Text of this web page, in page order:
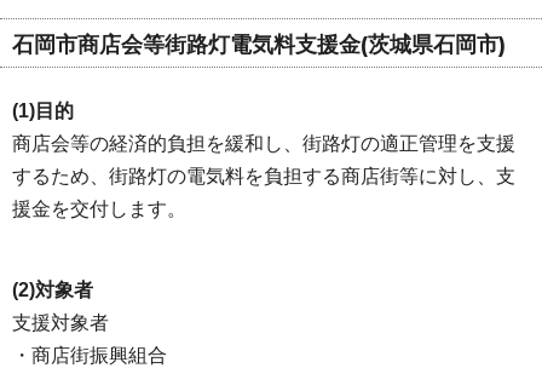
石岡市商店会等街路灯電気料支援金(茨城県石岡市)
(1)目的
商店会等の経済的負担を緩和し、街路灯の適正管理を支援
するため、街路灯の電気料を負担する商店街等に対し、支
援金を交付します。
(2)対象者
支援対象者
・商店街振興組合